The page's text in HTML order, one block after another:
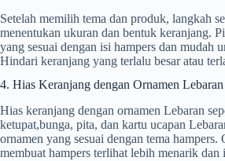
Setelah memilih tema dan produk, langkah
menentukan ukuran dan bentuk keranjang.
yang sesuai dengan isi hampers dan mudah
Hindari keranjang yang terlalu besar atau
4. Hias Keranjang dengan Ornamen Lebaran
Hias keranjang dengan ornamen Lebaran
ketupat,bunga, pita, dan kartu ucapan
ornamen yang sesuai dengan tema hampers.
membuat hampers terlihat lebih menarik dan